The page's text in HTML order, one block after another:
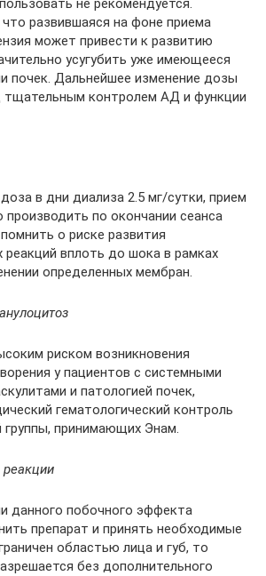
не рекомендуется.
развившаяся на фоне приема
может привести к развитию
усугубить уже имеющееся
почек. Дальнейшее изменение дозы
тщательным контролем АД и функции
в дни диализа 2.5 мг/сутки, прием
производить по окончании сеанса
о риске развития
реакций вплоть до шока в рамках
определенных мембран.
риском возникновения
у пациентов с системными
и патологией почек,
гематологический контроль
группы, принимающих Энам.
данного побочного эффекта
препарат и принять необходимые
областью лица и губ, то
без дополнительного